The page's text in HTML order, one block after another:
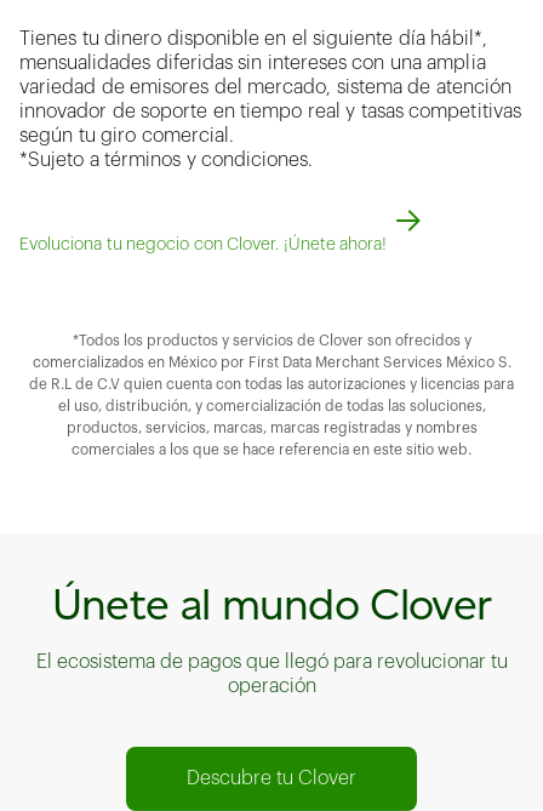
Tienes tu dinero disponible en el siguiente día hábil*,
mensualidades diferidas sin intereses con una amplia
variedad de emisores del mercado, sistema de atención
innovador de soporte en tiempo real y tasas competitivas
según tu giro comercial.
*Sujeto a términos y condiciones.
Evoluciona tu negocio con Clover. ¡Únete ahora!
*Todos los productos y servicios de Clover son ofrecidos y
comercializados en México por First Data Merchant Services México S.
de R.L de C.V quien cuenta con todas las autorizaciones y licencias para
el uso, distribución, y comercialización de todas las soluciones,
productos, servicios, marcas, marcas registradas y nombres
comerciales a los que se hace referencia en este sitio web.
Únete al mundo Clover
El ecosistema de pagos que llegó para revolucionar tu
operación
Descubre tu Clover